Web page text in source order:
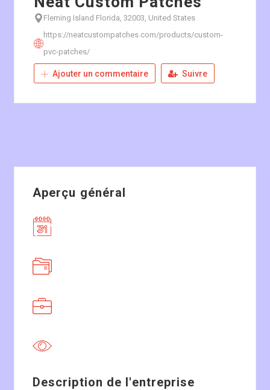
Fleming Island Florida, 32003, United States
https://neatcustompatches.com/products/custom-
pvc-patches/
Ajouter un commentaire Suivre
Aperçu général
Description de l'entreprise